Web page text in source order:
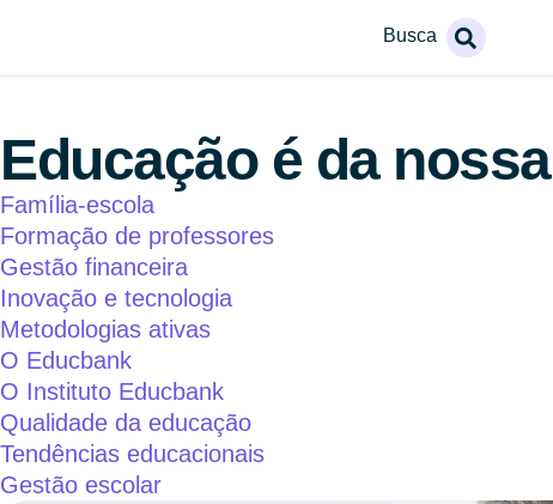
Busca
Educação é da nossa
Família-escola
Formação de professores
Gestão financeira
Inovação e tecnologia
Metodologias ativas
O Educbank
O Instituto Educbank
Qualidade da educação
Tendências educacionais
Gestão escolar